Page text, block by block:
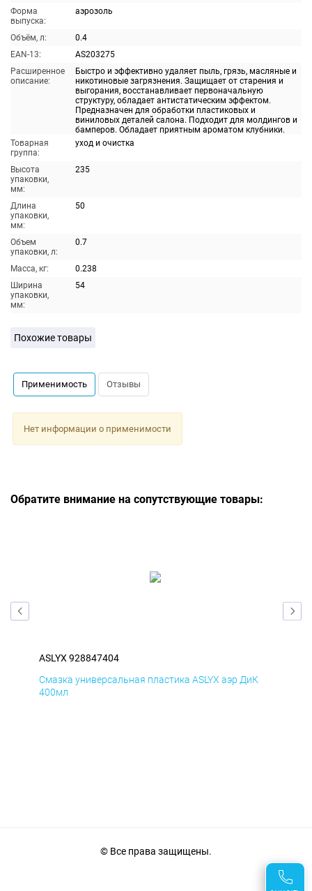
Форма
выпуска:
аэрозоль
Объём, л:
0.4
EAN-13:
AS203275
Расширенное
описание:
Быстро и эффективно удаляет пыль, грязь, масляные и
никотиновые загрязнения. Защищает от старения и
выгорания, восстанавливает первоначальную
структуру, обладает антистатическим эффектом.
Предназначен для обработки пластиковых и
виниловых деталей салона. Подходит для молдингов и
бамперов. Обладает приятным ароматом клубники.
Товарная
группа:
уход и очистка
Высота
упаковки,
мм:
235
Длина
упаковки,
мм:
50
Объем
упаковки, л:
0.7
Масса, кг:
0.238
Ширина
упаковки,
мм:
54
Похожие товары
Применимость Отзывы
Нет информации о применимости
Обратите внимание на сопутствующие товары:
ASLYX 928847404
Смазка универсальная пластика ASLYX аэр ДиК
400мл
© Все права защищены.